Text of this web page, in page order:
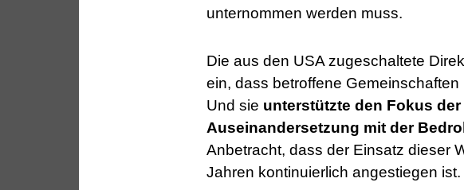
unternommen werden muss.
Die aus den USA zugeschaltete
ein, dass betroffene
Und sie unterstützte den Fokus
Auseinandersetzung mit der
Anbetracht, dass der Einsatz dieser
Jahren kontinuierlich angestiegen ist.